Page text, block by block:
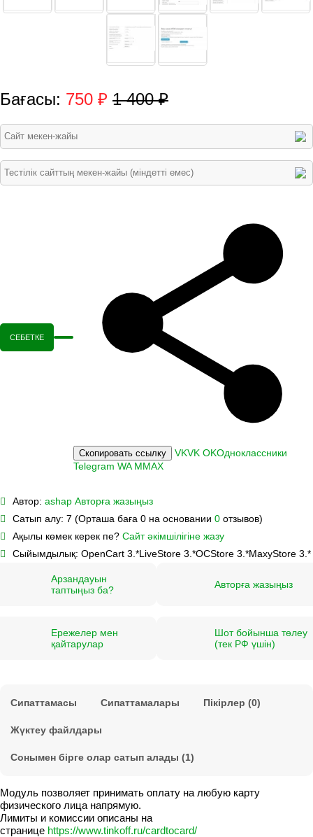
Бағасы: 750 ₽ 1 400 ₽
СЕБЕТКЕ
Скопировать ссылку VKVK OKОдноклассники
Telegram WA MMAX
Автор: ashap Авторға жазыңыз
Сатып алу: 7 (Орташа баға 0 на основании 0 отзывов)
Ақылы көмек керек пе? Сайт әкімшілігіне жазу
Сыйымдылық: OpenCart 3.*LiveStore 3.*OCStore 3.*MaxyStore 3.*
Арзандауын
таптыңыз ба?
Авторға жазыңыз
Ережелер мен
қайтарулар
Шот бойынша төлеу
(тек РФ үшін)
Сипаттамасы Сипаттамалары Пікірлер (0)
Жүктеу файлдары
Сонымен бірге олар сатып алады (1)
Модуль позволяет принимать оплату на любую карту
физического лица напрямую.
Лимиты и комиссии описаны на
странице https://www.tinkoff.ru/cardtocard/